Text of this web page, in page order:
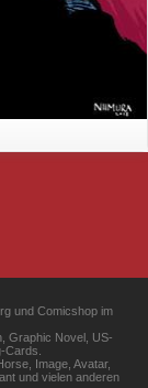
und Comicshop im
Graphic Novel, US-
Cards.
Image, Avatar,
und vielen anderen